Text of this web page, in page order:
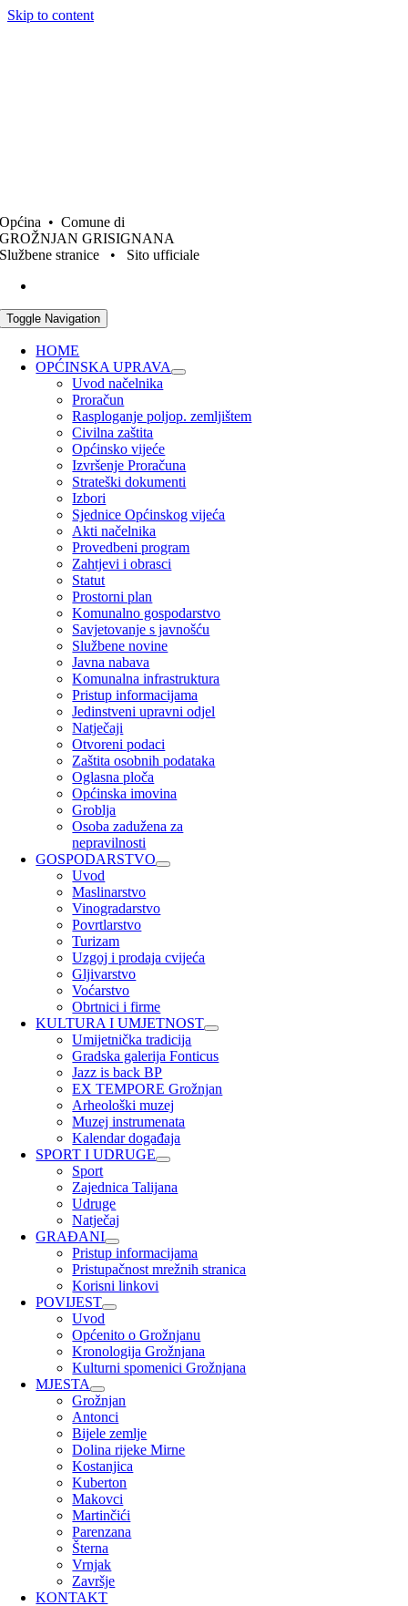
Skip to content
Općina • Comune di
GROŽNJAN GRISIGNANA
Službene stranice • Sito ufficiale
Toggle Navigation
HOME
OPĆINSKA UPRAVA
Uvod načelnika
Proračun
Rasploganje poljop. zemljištem
Civilna zaštita
Općinsko vijeće
Izvršenje Proračuna
Strateški dokumenti
Izbori
Sjednice Općinskog vijeća
Akti načelnika
Provedbeni program
Zahtjevi i obrasci
Statut
Prostorni plan
Komunalno gospodarstvo
Savjetovanje s javnošću
Službene novine
Javna nabava
Komunalna infrastruktura
Pristup informacijama
Jedinstveni upravni odjel
Natječaji
Otvoreni podaci
Zaštita osobnih podataka
Oglasna ploča
Općinska imovina
Groblja
Osoba zadužena za
nepravilnosti
GOSPODARSTVO
Uvod
Maslinarstvo
Vinogradarstvo
Povrtlarstvo
Turizam
Uzgoj i prodaja cvijeća
Gljivarstvo
Voćarstvo
Obrtnici i firme
KULTURA I UMJETNOST
Umijetnička tradicija
Gradska galerija Fonticus
Jazz is back BP
EX TEMPORE Grožnjan
Arheološki muzej
Muzej instrumenata
Kalendar događaja
SPORT I UDRUGE
Sport
Zajednica Talijana
Udruge
Natječaj
GRAĐANI
Pristup informacijama
Pristupačnost mrežnih stranica
Korisni linkovi
POVIJEST
Uvod
Općenito o Grožnjanu
Kronologija Grožnjana
Kulturni spomenici Grožnjana
MJESTA
Grožnjan
Antonci
Bijele zemlje
Dolina rijeke Mirne
Kostanjica
Kuberton
Makovci
Martinčići
Parenzana
Šterna
Vrnjak
Završje
KONTAKT